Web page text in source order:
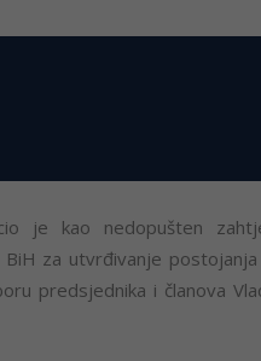
je kao nedopušten
BiH za utvrđivanje
predsjednika i članova